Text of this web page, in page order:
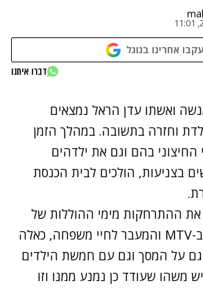
עקבו אחרינו בגוגל
נתקלנו בבעיה
דברו איתנו
ואשתו עדן הראל נמצאים
וחזרה בתשובה. במהלך הזמן
החיצוני בהם וגם את ילדהים
בצניעות, הולכים לבית הכנסת
את ההתרחקות מימי ההוללות של
עדן כמנחה פרועה ב-MTV והמעבר לחיי משפחה, כאלה
על המסך וגם עם חמשת הילדים
משהו שעודד כן נמנע ממנו וזו